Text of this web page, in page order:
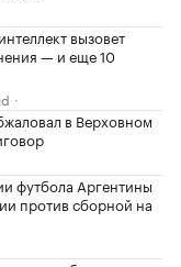
вызовет
— и еще 10
в Верховном
футбола Аргентины
против сборной на